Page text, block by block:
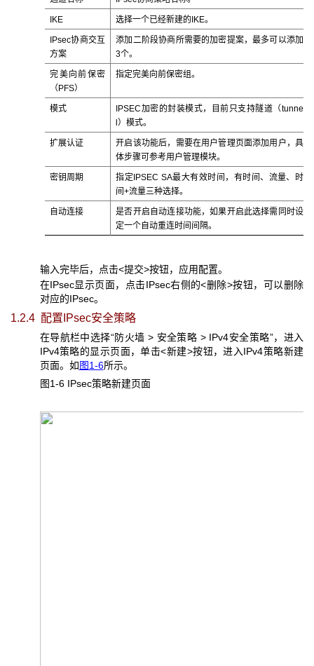
IKE 选择一个已经新建的IKE。
IPsec协商交互
方案
添加二阶段协商所需要的加密提案，最多可以添加
3个。
完美向前保密
（PFS）
指定完美向前保密组。
模式
IPSEC加密的封装模式，目前只支持隧道（tunne
l）模式。
扩展认证
开启该功能后，需要在用户管理页面添加用户，具
体步骤可参考用户管理模块。
密钥周期
指定IPSEC SA最大有效时间，有时间、流量、时
间+流量三种选择。
自动连接
是否开启自动连接功能，如果开启此选择需同时设
定一个自动重连时间间隔。
输入完毕后，点击<提交>按钮，应用配置。
在IPsec显示页面，点击IPsec右侧的<删除>按钮，可以删除
对应的IPsec。
1.2.4 配置IPsec安全策略
在导航栏中选择“防火墙 > 安全策略 > IPv4安全策略”，进入
IPv4策略的显示页面，单击<新建>按钮，进入IPv4策略新建
页面。如图1-6所示。
图1-6 IPsec策略新建页面